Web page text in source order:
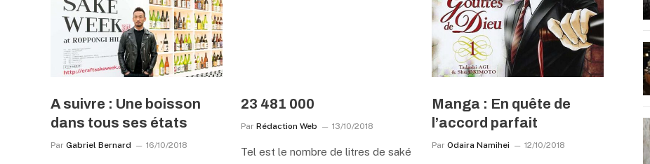
A suivre : Une boisson
dans tous ses états
Par Gabriel Bernard 16/10/2018
23 481 000
Par Rédaction Web 13/10/2018
Tel est le nombre de litres de saké
Manga : En quête de
l’accord parfait
Par Odaira Namihei 12/10/2018